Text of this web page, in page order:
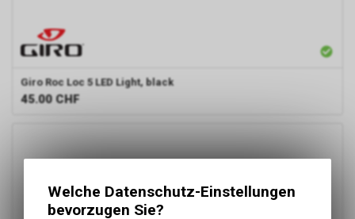
Giro Roc Loc 5 LED Light, black
45.00 CHF
Welche Datenschutz-Einstellungen
bevorzugen Sie?